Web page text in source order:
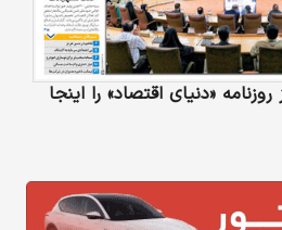
«دنیای‌ اقتصاد» را اینجا